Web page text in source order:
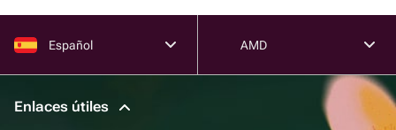
Español AMD
Enlaces útiles